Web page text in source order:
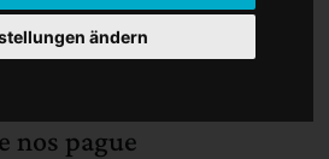
ändern
el problema de que
mes al final del
nos pague